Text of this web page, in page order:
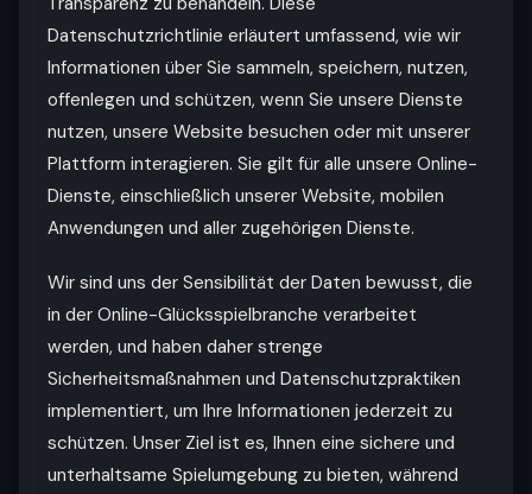
Datenschutzrichtlinie erläutert umfassend, wie wir
Informationen über Sie sammeln, speichern, nutzen,
offenlegen und schützen, wenn Sie unsere Dienste
nutzen, unsere Website besuchen oder mit unserer
Plattform interagieren. Sie gilt für alle unsere Online-
Dienste, einschließlich unserer Website, mobilen
Anwendungen und aller zugehörigen Dienste.
Wir sind uns der Sensibilität der Daten bewusst, die
in der Online-Glücksspielbranche verarbeitet
werden, und haben daher strenge
Sicherheitsmaßnahmen und Datenschutzpraktiken
implementiert, um Ihre Informationen jederzeit zu
schützen. Unser Ziel ist es, Ihnen eine sichere und
unterhaltsame Spielumgebung zu bieten, während